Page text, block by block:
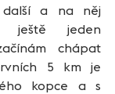
a na něj
ještě jeden
chápat
5 km je
kopce a s